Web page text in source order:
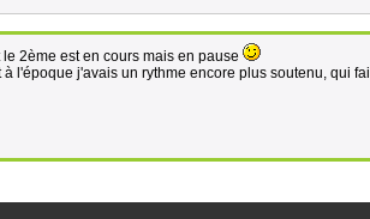
2ème est en cours mais en pause
l'époque j'avais un rythme encore plus soutenu, qui